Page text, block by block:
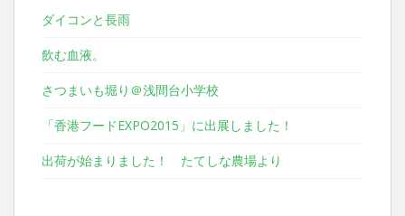
ダイコンと長雨
飲む血液。
さつまいも堀り＠浅間台小学校
「香港フードEXPO2015」に出展しました！
出荷が始まりました！ たてしな農場より